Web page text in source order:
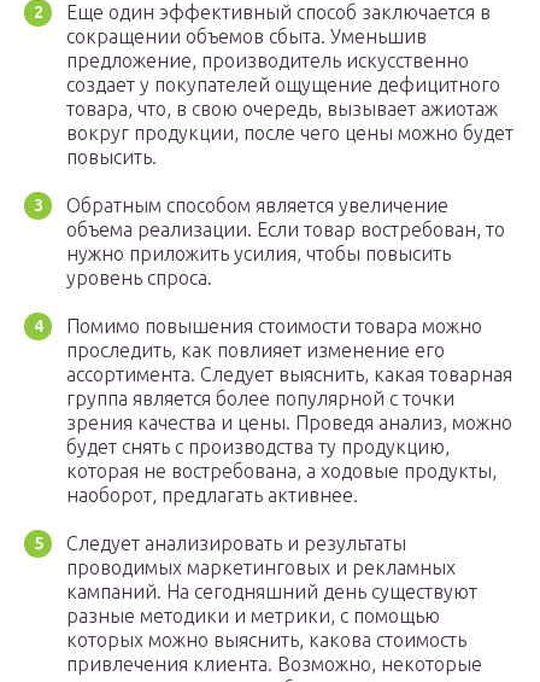
Еще один эффективный способ заключается в
сокращении объемов сбыта. Уменьшив
предложение, производитель искусственно
создает у покупателей ощущение дефицитного
товара, что, в свою очередь, вызывает ажиотаж
вокруг продукции, после чего цены можно будет
повысить.
Обратным способом является увеличение
объема реализации. Если товар востребован, то
нужно приложить усилия, чтобы повысить
уровень спроса.
Помимо повышения стоимости товара можно
проследить, как повлияет изменение его
ассортимента. Следует выяснить, какая товарная
группа является более популярной с точки
зрения качества и цены. Проведя анализ, можно
будет снять с производства ту продукцию,
которая не востребована, а ходовые продукты,
наоборот, предлагать активнее.
Следует анализировать и результаты
проводимых маркетинговых и рекламных
кампаний. На сегодняшний день существуют
разные методики и метрики, с помощью
которых можно выяснить, какова стоимость
привлечения клиента. Возможно, некоторые